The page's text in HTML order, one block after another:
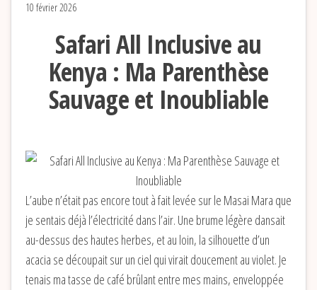
10 février 2026
Safari All Inclusive au
Kenya : Ma Parenthèse
Sauvage et Inoubliable
L’aube n’était pas encore tout à fait levée sur le Masai Mara que
je sentais déjà l’électricité dans l’air. Une brume légère dansait
au-dessus des hautes herbes, et au loin, la silhouette d’un
acacia se découpait sur un ciel qui virait doucement au violet. Je
tenais ma tasse de café brûlant entre mes mains, enveloppée